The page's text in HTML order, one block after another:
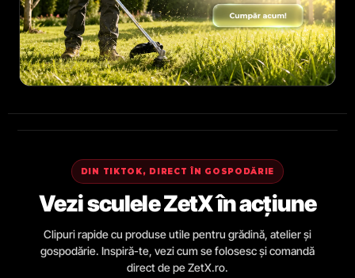
DIN TIKTOK, DIRECT ÎN GOSPODĂRIE
Vezi sculele ZetX în acțiune
Clipuri rapide cu produse utile pentru grădină, atelier și
gospodărie. Inspiră-te, vezi cum se folosesc și comandă
direct de pe ZetX.ro.